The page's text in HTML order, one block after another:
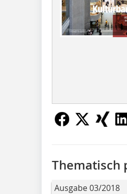
Thematisch
Ausgabe 03/2018